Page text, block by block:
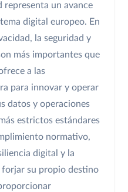
representa un avance
digital europeo. En
la seguridad y
más importantes que
a las
para innovar y operar
datos y operaciones
estrictos estándares
normativo,
digital y la
forjar su propio destino